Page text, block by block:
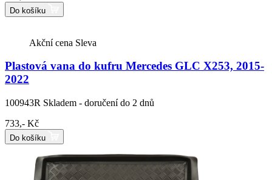
Do košíku
Akční cena Sleva
Plastová vana do kufru Mercedes GLC X253, 2015-
2022
100943R Skladem - doručení do 2 dnů
733,- Kč
Do košíku